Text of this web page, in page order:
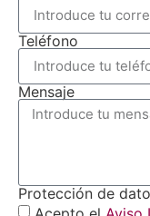
Teléfono
Mensaje
Protección de